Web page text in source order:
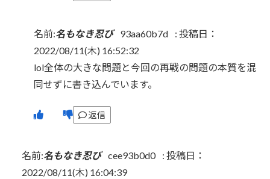
名前:名もなき忍び 93aa60b7d : 投稿日：
2022/08/11(木) 16:52:32
lol全体の大きな問題と今回の再戦の問題の本質を混
同せずに書き込んでいます。
返信
名前:名もなき忍び cee93b0d0 : 投稿日：
2022/08/11(木) 16:04:39